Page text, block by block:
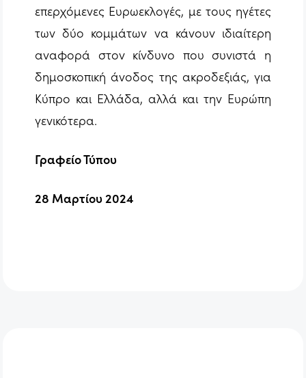
επερχόμενες Ευρωεκλογές, με τους ηγέτες
των δύο κομμάτων να κάνουν ιδιαίτερη
αναφορά στον κίνδυνο που συνιστά η
δημοσκοπική άνοδος της ακροδεξιάς, για
Κύπρο και Ελλάδα, αλλά και την Ευρώπη
γενικότερα.
Γραφείο Τύπου
28 Μαρτίου 2024